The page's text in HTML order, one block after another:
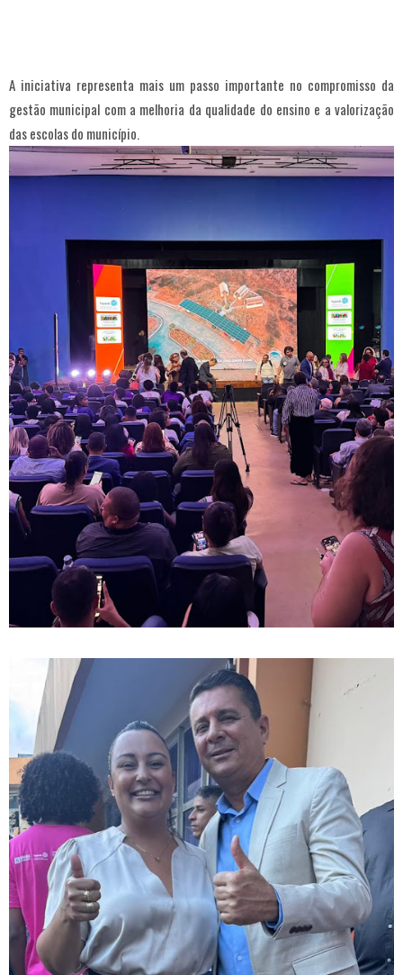
A iniciativa representa mais um passo importante no compromisso da
gestão municipal com a melhoria da qualidade do ensino e a valorização
das escolas do município.